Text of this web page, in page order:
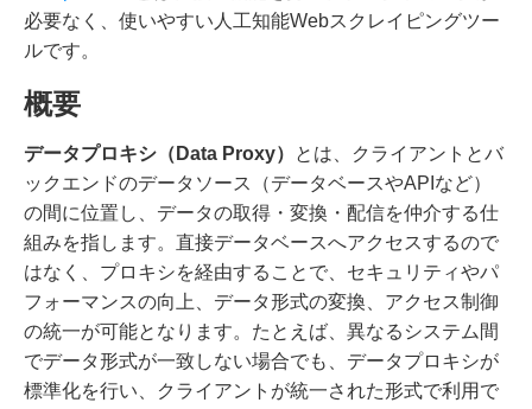
必要なく、使いやすい人工知能Webスクレイピングツー
ルです。
概要
データプロキシ（Data Proxy）
とは、クライアントとバ
ックエンドのデータソース（データベースやAPIなど）
の間に位置し、データの取得・変換・配信を仲介する仕
組みを指します。直接データベースへアクセスするので
はなく、プロキシを経由することで、セキュリティやパ
フォーマンスの向上、データ形式の変換、アクセス制御
の統一が可能となります。たとえば、異なるシステム間
でデータ形式が一致しない場合でも、データプロキシが
標準化を行い、クライアントが統一された形式で利用で